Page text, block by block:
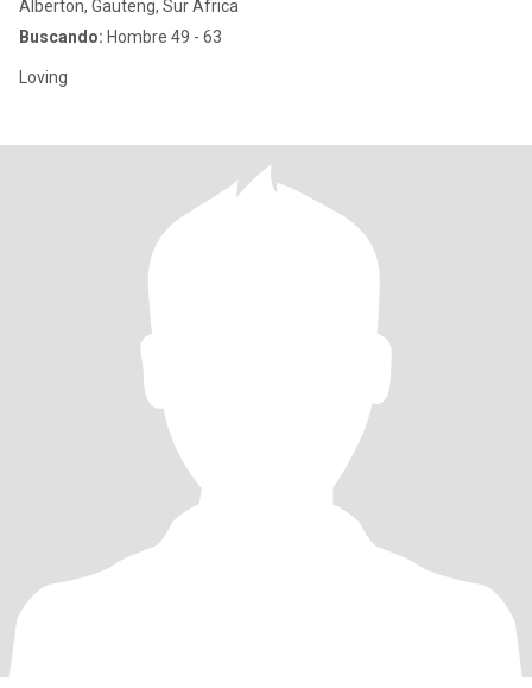
Alberton, Gauteng, Sur Africa
Buscando: Hombre 49 - 63
Loving